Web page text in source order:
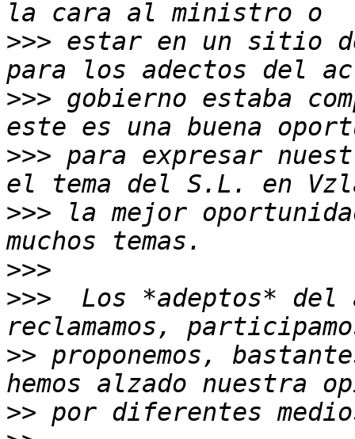
>>> estar en un sitio
>>> gobierno estaba
>>> para expresar
>>> la mejor
>>>
>>>
Los *adeptos* del
>> proponemos,
>>